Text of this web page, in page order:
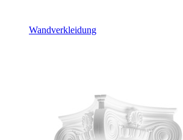
Wandverkleidung